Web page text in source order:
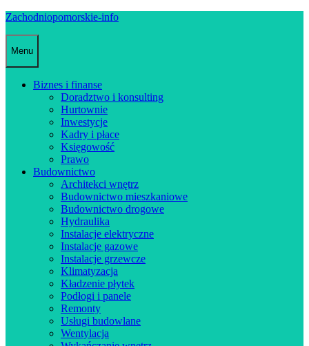
Skip
Zachodniopomorskie-info
Menu
Biznes i finanse
Doradztwo i konsulting
Hurtownie
Inwestycje
Kadry i płace
Księgowość
Prawo
Budownictwo
Architekci wnętrz
Budownictwo mieszkaniowe
Budownictwo drogowe
Hydraulika
Instalacje elektryczne
Instalacje gazowe
Instalacje grzewcze
Klimatyzacja
Kładzenie płytek
Podłogi i panele
Remonty
Usługi budowlane
Wentylacja